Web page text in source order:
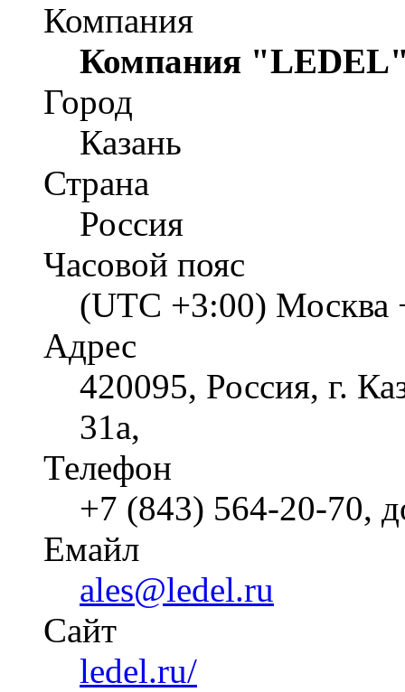
Компания
Компания
Город
Казань
Страна
Россия
Часовой пояс
(UTC +3:00) Москва
Адрес
420095, Россия, г.
31a,
Телефон
+7 (843) 564-20-70,
Емайл
ales@ledel.ru
Cайт
ledel.ru/